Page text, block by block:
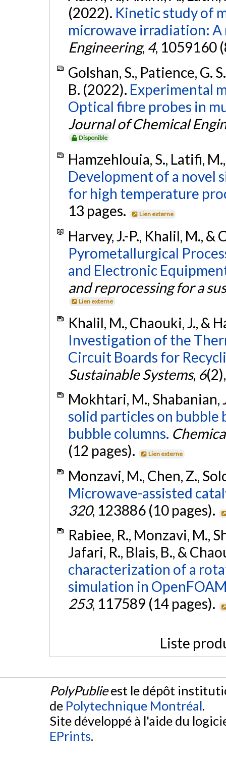
(2022). Kinetic study of
microwave irradiation:
Engineering, 4, 1059160
Golshan, S., Patience, G.
B. (2022). Experimental
Optical fibre probes in
Journal of Chemical
Disponible
Hamzehlouia, S., Latifi,
Development of a novel
for high temperature
13 pages.
Lien externe
Harvey, J.-P., Khalil, M., &
Pyrometallurgical
and Electronic
and reprocessing for a
Lien externe
Khalil, M., Chaouki, J., &
Investigation of the
Circuit Boards for
Sustainable Systems, 6
Mokhtari, M., Shabanian,
solid particles on bubble
bubble columns.
(12 pages).
Lien externe
Monzavi, M., Chen, Z.,
Microwave-assisted
320, 123886 (10 pages).
Rabiee, R., Monzavi, M.,
Jafari, R., Blais, B., &
characterization of a
simulation in
253, 117589 (14 pages).
Liste
PolyPublieest le dépôt
de Polytechnique Montréal.
Site développé à l'aide du
EPrints.